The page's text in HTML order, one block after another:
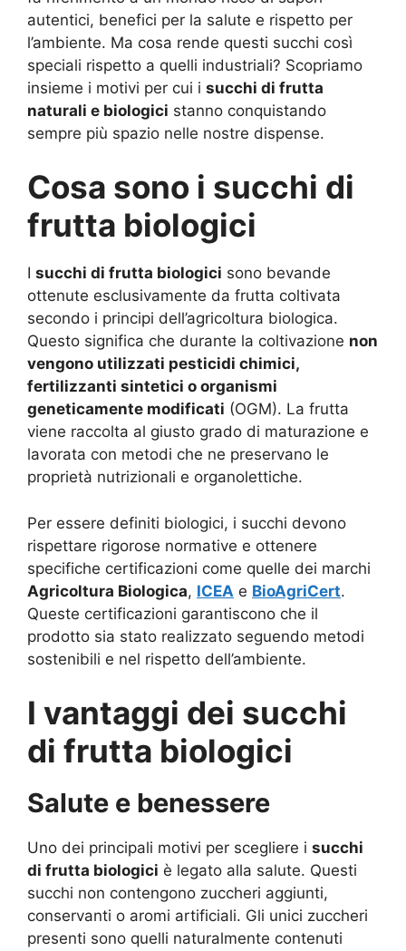
autentici, benefici per la salute e rispetto per
l’ambiente. Ma cosa rende questi succhi così
speciali rispetto a quelli industriali? Scopriamo
insieme i motivi per cui i succhi di frutta
naturali e biologici stanno conquistando
sempre più spazio nelle nostre dispense.
Cosa sono i succhi di
frutta biologici
I succhi di frutta biologici sono bevande
ottenute esclusivamente da frutta coltivata
secondo i principi dell’agricoltura biologica.
Questo significa che durante la coltivazione non
vengono utilizzati pesticidi chimici,
fertilizzanti sintetici o organismi
geneticamente modificati (OGM). La frutta
viene raccolta al giusto grado di maturazione e
lavorata con metodi che ne preservano le
proprietà nutrizionali e organolettiche.
Per essere definiti biologici, i succhi devono
rispettare rigorose normative e ottenere
specifiche certificazioni come quelle dei marchi
Agricoltura Biologica, ICEA e BioAgriCert.
Queste certificazioni garantiscono che il
prodotto sia stato realizzato seguendo metodi
sostenibili e nel rispetto dell’ambiente.
I vantaggi dei succhi
di frutta biologici
Salute e benessere
Uno dei principali motivi per scegliere i succhi
di frutta biologici è legato alla salute. Questi
succhi non contengono zuccheri aggiunti,
conservanti o aromi artificiali. Gli unici zuccheri
presenti sono quelli naturalmente contenuti